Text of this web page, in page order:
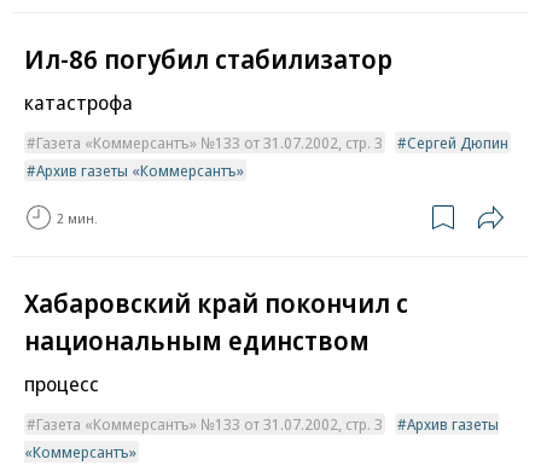
Ил-86 погубил стабилизатор
катастрофа
Газета «Коммерсантъ» №133 от 31.07.2002, стр. 3
Сергей Дюпин
Архив газеты «Коммерсантъ»
2 мин.
Хабаровский край покончил с
национальным единством
процесс
Газета «Коммерсантъ» №133 от 31.07.2002, стр. 3
Архив газеты
«Коммерсантъ»